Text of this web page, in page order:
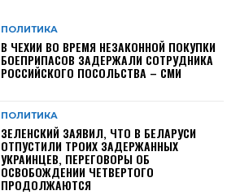
ПОЛИТИКА
В ЧЕХИИ ВО ВРЕМЯ НЕЗАКОННОЙ ПОКУПКИ
БОЕПРИПАСОВ ЗАДЕРЖАЛИ СОТРУДНИКА
РОССИЙСКОГО ПОСОЛЬСТВА – СМИ
ПОЛИТИКА
ЗЕЛЕНСКИЙ ЗАЯВИЛ, ЧТО В БЕЛАРУСИ
ОТПУСТИЛИ ТРОИХ ЗАДЕРЖАННЫХ
УКРАИНЦЕВ, ПЕРЕГОВОРЫ ОБ
ОСВОБОЖДЕНИИ ЧЕТВЕРТОГО
ПРОДОЛЖАЮТСЯ